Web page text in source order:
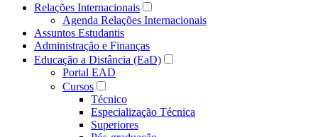
Relações Internacionais
Agenda Relações Internacionais
Assuntos Estudantis
Administração e Finanças
Educação a Distância (EaD)
Portal EAD
Cursos
Técnico
Especialização Técnica
Superiores